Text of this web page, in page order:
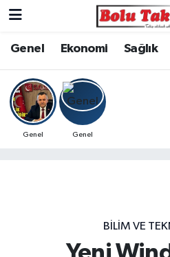
Genel Ekonomi Sağlık
Genel Genel
BILIM VE